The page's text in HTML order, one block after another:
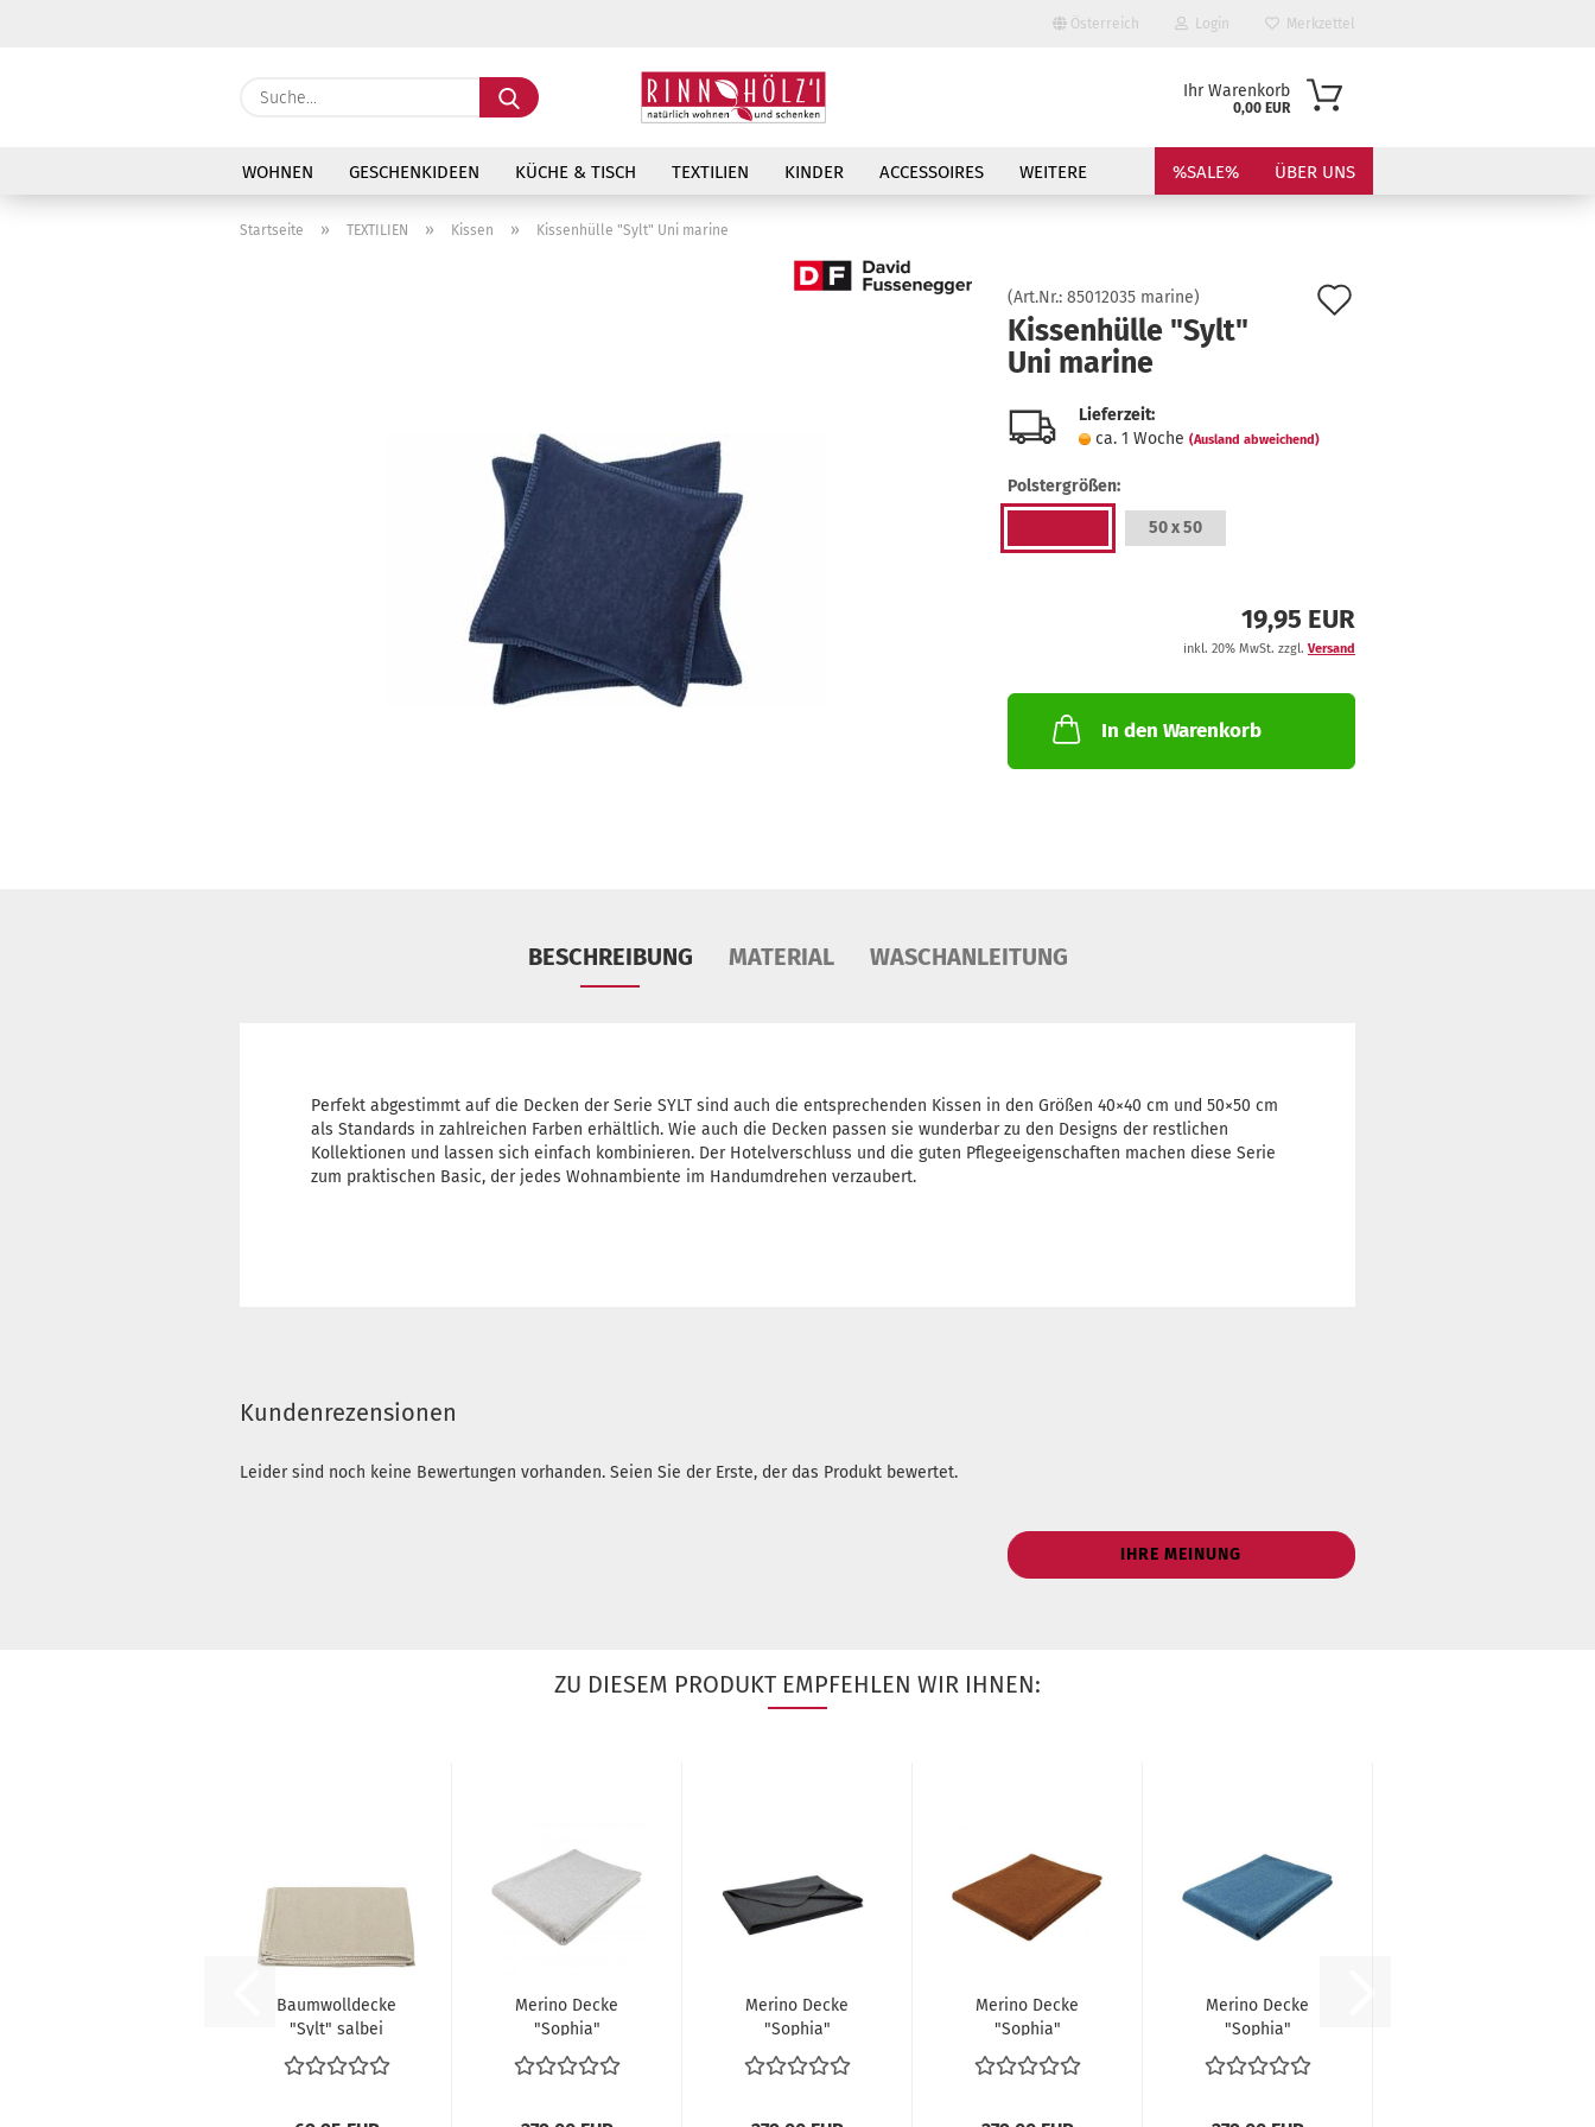
Österreich
Lieferland
Login
Konto erstellen
Merkzettel
Suche... Ihr Warenkorb
0,00 EUR
WOHNEN GESCHENKIDEEN KÜCHE & TISCH TEXTILIEN KINDER ACCESSOIRES %SALE% ÜBER UNS
WEITERE
Startseite » TEXTILIEN » Kissen » Kissenhülle "Sylt" Uni marine
(Art.Nr.: 85012035 marine)
Kissenhülle "Sylt"
Uni marine
Lieferzeit:
ca. 1 Woche (Ausland abweichend)
Polstergrößen:
50 x 50
19,95 EUR
inkl. 20% MwSt. zzgl. Versand
In den Warenkorb
BESCHREIBUNG MATERIAL WASCHANLEITUNG
Perfekt abgestimmt auf die Decken der Serie SYLT sind auch die entsprechenden Kissen in den Größen 40×40 cm und 50×50 cm
als Standards in zahlreichen Farben erhältlich. Wie auch die Decken passen sie wunderbar zu den Designs der restlichen
Kollektionen und lassen sich einfach kombinieren. Der Hotelverschluss und die guten Pflegeeigenschaften machen diese Serie
zum praktischen Basic, der jedes Wohnambiente im Handumdrehen verzaubert.
Kundenrezensionen
Leider sind noch keine Bewertungen vorhanden. Seien Sie der Erste, der das Produkt bewertet.
IHRE MEINUNG
ZU DIESEM PRODUKT EMPFEHLEN WIR IHNEN:
Baumwolldecke
"Sylt" salbei
Merino Decke
"Sophia"
Steiner 1888
marmor...
Merino Decke
"Sophia"
Steiner 1888
graphit...
Merino Decke
"Sophia"
Steiner 1888
rost...
Merino Decke
"Sophia"
Steiner 1888
capri...